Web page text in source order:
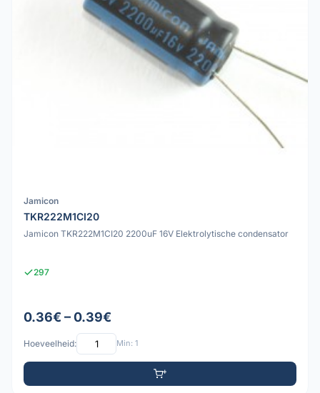
Jamicon
TKR222M1CI20
Jamicon TKR222M1CI20 2200uF 16V Elektrolytische condensator
297
0.36€ – 0.39€
Hoeveelheid: Min: 1